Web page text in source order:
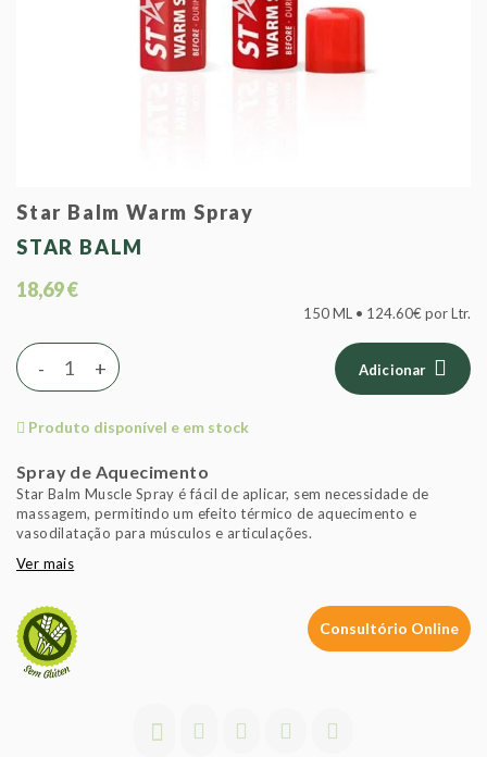
Star Balm Warm Spray
STAR BALM
18,69 €
150 ML • 124.60€ por Ltr.
+
- Adicionar
Produto disponível e em stock
Spray de Aquecimento
Star Balm Muscle Spray é fácil de aplicar, sem necessidade de
massagem, permitindo um efeito térmico de aquecimento e
vasodilatação para músculos e articulações.
Ver mais
Consultório Online